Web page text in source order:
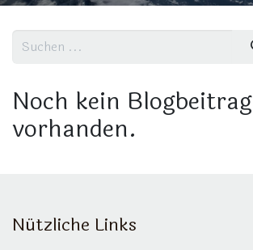
Noch kein Blogbeitrag
vorhanden.
Nützliche Links